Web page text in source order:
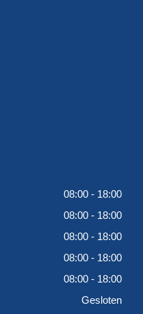
08:00 - 18:00
08:00 - 18:00
08:00 - 18:00
08:00 - 18:00
08:00 - 18:00
Gesloten